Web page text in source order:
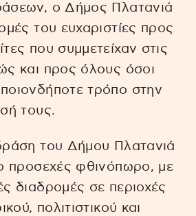
ο Δήμος Πλατανιά
του ευχαριστίες προς
που συμμετείχαν στις
και προς όλους όσοι
τρόπο στην
τους.
του Δήμου Πλατανιά
προσεχές φθινόπωρο, με
διαδρομές σε περιοχές
πολιτιστικού και